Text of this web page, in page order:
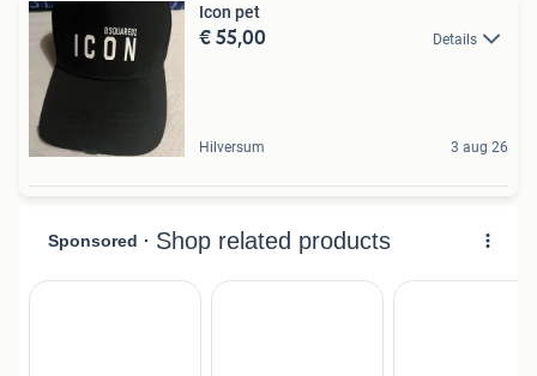
Icon pet
€ 55,00 Details
Hilversum 3 aug 26